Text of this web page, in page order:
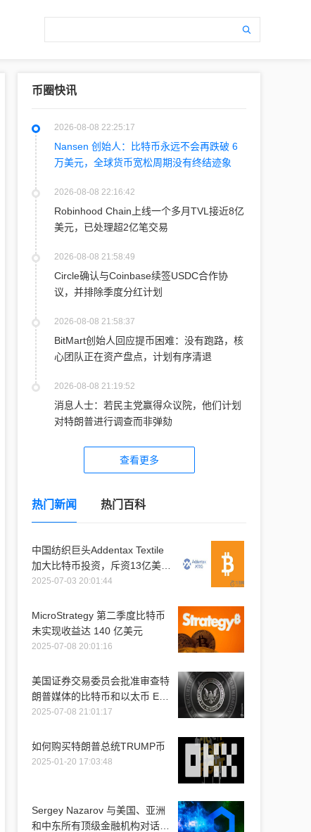
币圈快讯
2026-08-08 22:25:17
Nansen 创始人：比特币永远不会再跌破 6
万美元，全球货币宽松周期没有终结迹象
2026-08-08 22:16:42
Robinhood Chain上线一个多月TVL接近8亿
美元，已处理超2亿笔交易
2026-08-08 21:58:49
Circle确认与Coinbase续签USDC合作协
议，并排除季度分红计划
2026-08-08 21:58:37
BitMart创始人回应提币困难：没有跑路，核
心团队正在资产盘点，计划有序清退
2026-08-08 21:19:52
消息人士：若民主党赢得众议院，他们计划
对特朗普进行调查而非弹劾
查看更多
热门新闻 热门百科
中国纺织巨头Addentax Textile
加大比特币投资，斥资13亿美元
购入1.2万枚比特币
2025-07-03 20:01:44
MicroStrategy 第二季度比特币
未实现收益达 140 亿美元
2025-07-08 20:01:16
美国证券交易委员会批准审查特
朗普媒体的比特币和以太币 ETF
推介
2025-07-08 21:01:17
如何购买特朗普总统TRUMP币
2025-01-20 17:03:48
Sergey Nazarov 与美国、亚洲
和中东所有顶级金融机构对话时